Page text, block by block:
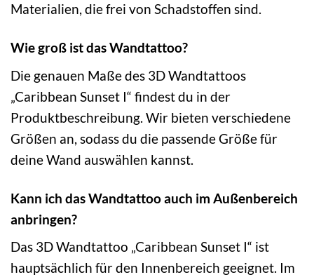
Materialien, die frei von Schadstoffen sind.
Wie groß ist das Wandtattoo?
Die genauen Maße des 3D Wandtattoos
„Caribbean Sunset I“ findest du in der
Produktbeschreibung. Wir bieten verschiedene
Größen an, sodass du die passende Größe für
deine Wand auswählen kannst.
Kann ich das Wandtattoo auch im Außenbereich
anbringen?
Das 3D Wandtattoo „Caribbean Sunset I“ ist
hauptsächlich für den Innenbereich geeignet. Im